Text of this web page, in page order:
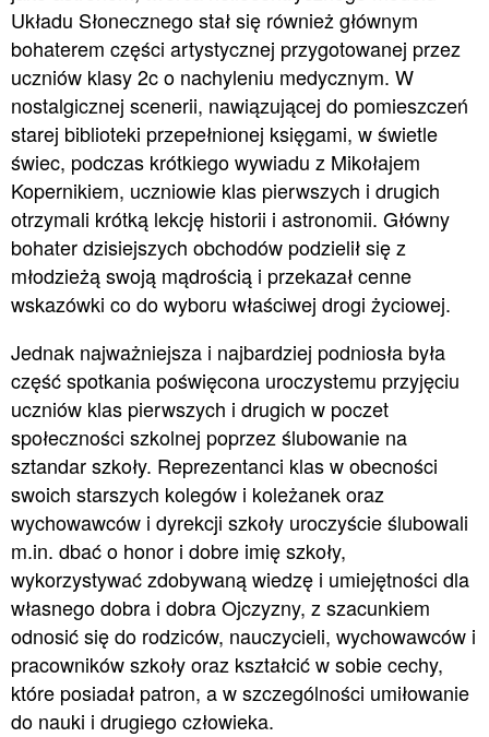
Układu Słonecznego stał się również głównym
bohaterem części artystycznej przygotowanej przez
uczniów klasy 2c o nachyleniu medycznym. W
nostalgicznej scenerii, nawiązującej do pomieszczeń
starej biblioteki przepełnionej księgami, w świetle
świec, podczas krótkiego wywiadu z Mikołajem
Kopernikiem, uczniowie klas pierwszych i drugich
otrzymali krótką lekcję historii i astronomii. Główny
bohater dzisiejszych obchodów podzielił się z
młodzieżą swoją mądrością i przekazał cenne
wskazówki co do wyboru właściwej drogi życiowej.
Jednak najważniejsza i najbardziej podniosła była
część spotkania poświęcona uroczystemu przyjęciu
uczniów klas pierwszych i drugich w poczet
społeczności szkolnej poprzez ślubowanie na
sztandar szkoły. Reprezentanci klas w obecności
swoich starszych kolegów i koleżanek oraz
wychowawców i dyrekcji szkoły uroczyście ślubowali
m.in. dbać o honor i dobre imię szkoły,
wykorzystywać zdobywaną wiedzę i umiejętności dla
własnego dobra i dobra Ojczyzny, z szacunkiem
odnosić się do rodziców, nauczycieli, wychowawców i
pracowników szkoły oraz kształcić w sobie cechy,
które posiadał patron, a w szczególności umiłowanie
do nauki i drugiego człowieka.